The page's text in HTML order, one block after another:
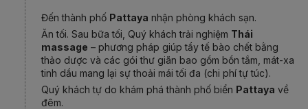
Đến thành phố Pattaya nhận phòng khách sạn.
Ăn tối. Sau bữa tối, Quý khách trải nghiệm Thái
massage – phương pháp giúp tẩy tế bào chết bằng
thảo dược và các gói thư giãn bao gồm bồn tắm, mát-xa
tinh dầu mang lại sự thoải mái tối đa (chi phí tự túc).
Quý khách tự do khám phá thành phố biển Pattaya về
đêm.